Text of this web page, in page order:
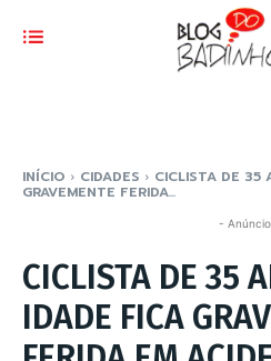
INÍCIO CIDADES CICLISTA DE 35
GRAVEMENTE FERIDA...
-
CICLISTA DE 35
IDADE FICA